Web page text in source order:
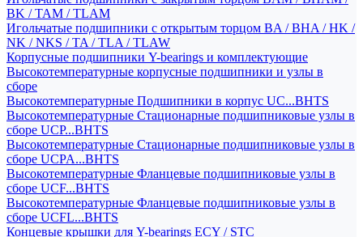
BK / TAM / TLAM
Игольчатые подшипники с открытым торцом BA / BHA / HK /
NK / NKS / TA / TLA / TLAW
Корпусные подшипники Y-bearings и комплектующие
Высокотемпературные корпусные подшипники и узлы в
сборе
Высокотемпературные Подшипники в корпус UC...BHTS
Высокотемпературные Стационарные подшипниковые узлы в
сборе UCP...BHTS
Высокотемпературные Стационарные подшипниковые узлы в
сборе UCPA...BHTS
Высокотемпературные Фланцевые подшипниковые узлы в
сборе UCF...BHTS
Высокотемпературные Фланцевые подшипниковые узлы в
сборе UCFL...BHTS
Концевые крышки для Y-bearings ECY / STC